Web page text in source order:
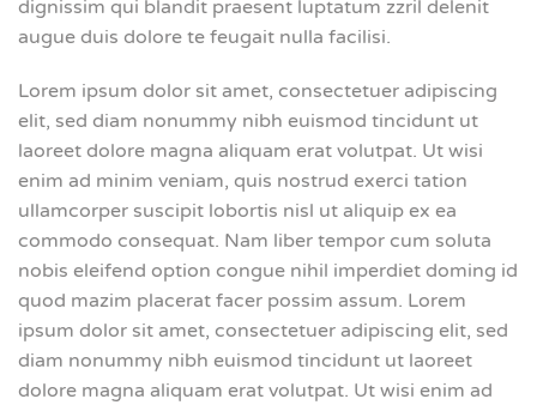
dignissim qui blandit praesent luptatum zzril delenit
augue duis dolore te feugait nulla facilisi.
Lorem ipsum dolor sit amet, consectetuer adipiscing
elit, sed diam nonummy nibh euismod tincidunt ut
laoreet dolore magna aliquam erat volutpat. Ut wisi
enim ad minim veniam, quis nostrud exerci tation
ullamcorper suscipit lobortis nisl ut aliquip ex ea
commodo consequat. Nam liber tempor cum soluta
nobis eleifend option congue nihil imperdiet doming id
quod mazim placerat facer possim assum. Lorem
ipsum dolor sit amet, consectetuer adipiscing elit, sed
diam nonummy nibh euismod tincidunt ut laoreet
dolore magna aliquam erat volutpat. Ut wisi enim ad